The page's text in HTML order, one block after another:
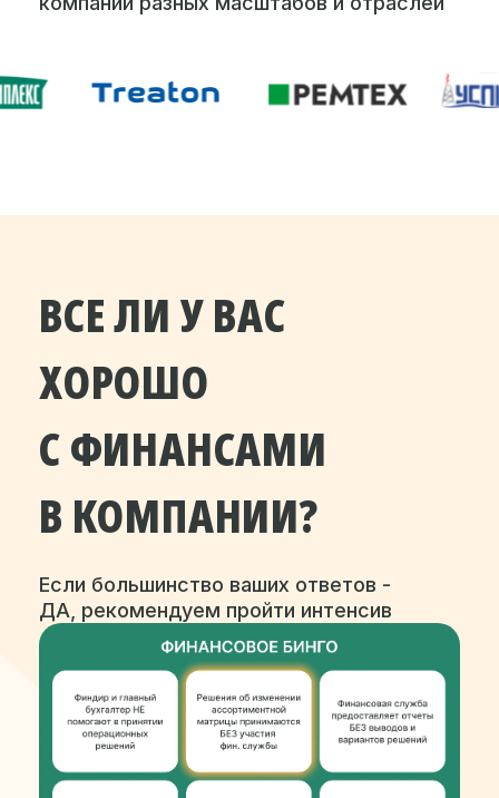
ВСЕ ЛИ У ВАС
ХОРОШО
С ФИНАНСАМИ
В КОМПАНИИ?
Если большинство ваших ответов -
ДА, рекомендуем пройти интенсив